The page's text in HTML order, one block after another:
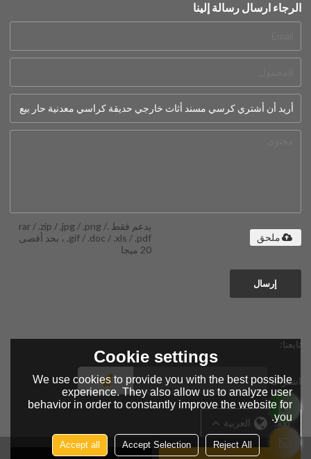
الرجاء ارسال رسالة إلينا
يدعم فقط .rar / .zip / .jpg / .png /
.gif / .doc / .xls / .pdf ، بحد أقصى
20 ميجا
ملحق
إرسال
تابعنا:
اشتراك
لغة: العربية
Cookie settings
We use cookies to provide you with the best possible
experience. They also allow us to analyze user
behavior in order to constantly improve the website for
you.
Reject All
Accept Selection
Accept all